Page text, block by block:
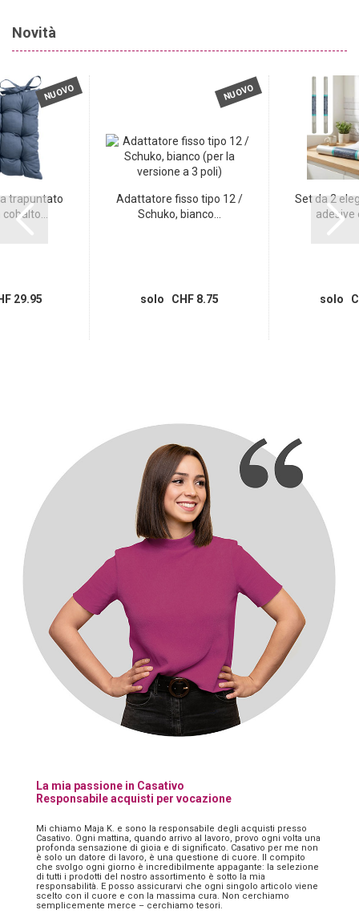
Novità
NUOVO
trapuntato
29.95
NUOVO
Adattatore fisso tipo 12 /
Schuko, bianco...
solo CHF 8.75
Set da 2
solo
La mia passione in Casativo
Responsabile acquisti per vocazione
Mi chiamo Maja K. e sono la responsabile degli acquisti presso
Casativo. Ogni mattina, quando arrivo al lavoro, provo ogni volta una
profonda sensazione di gioia e di significato. Casativo per me non
è solo un datore di lavoro, è una questione di cuore. Il compito
che svolgo ogni giorno è incredibilmente appagante: la selezione
di tutti i prodotti del nostro assortimento è sotto la mia
responsabilità. E posso assicurarvi che ogni singolo articolo viene
scelto con il cuore e con la massima cura. Non cerchiamo
semplicemente merce – cerchiamo tesori.